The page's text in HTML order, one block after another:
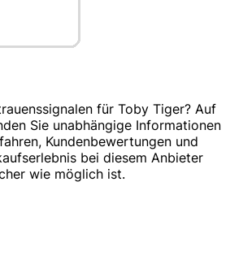
für Toby Tiger? Auf
Sie unabhängige Informationen
Kundenbewertungen und
bei diesem Anbieter
wie möglich ist.